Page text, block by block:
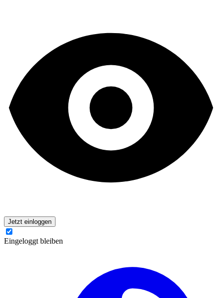
Jetzt einloggen
Eingeloggt bleiben